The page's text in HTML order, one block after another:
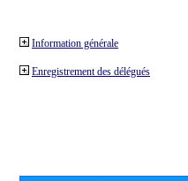
Information générale
Enregistrement des délégués